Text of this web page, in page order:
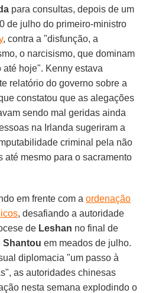
para consultas, depois de um
de julho do primeiro-ministro
, contra a "disfunção, a
o narcisismo, que dominam
até hoje". Kenny estava
relatório do governo sobre a
constatou que as alegações
sendo mal geridas ainda
na Irlanda sugeriram a
criminal pela não
até mesmo para o sacramento
em frente com aordenação
, desafiando a autoridade
de Leshan no final de
Shantou em meados de julho.
diplomacia "um passo à
as autoridades chinesas
nesta semana explodindo o